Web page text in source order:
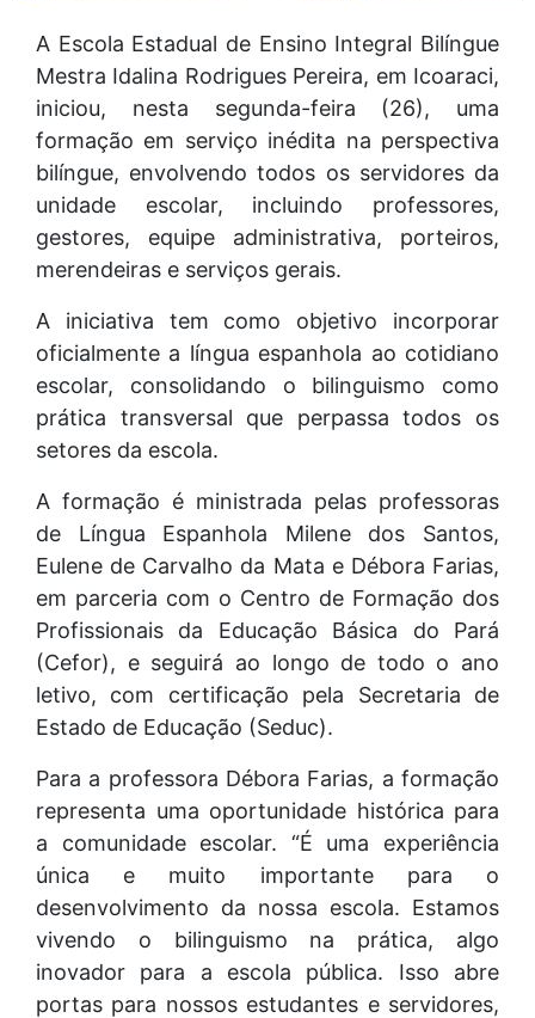
A Escola Estadual de Ensino Integral Bilíngue
Mestra Idalina Rodrigues Pereira, em Icoaraci,
iniciou, nesta segunda-feira (26), uma
formação em serviço inédita na perspectiva
bilíngue, envolvendo todos os servidores da
unidade escolar, incluindo professores,
gestores, equipe administrativa, porteiros,
merendeiras e serviços gerais.
A iniciativa tem como objetivo incorporar
oficialmente a língua espanhola ao cotidiano
escolar, consolidando o bilinguismo como
prática transversal que perpassa todos os
setores da escola.
A formação é ministrada pelas professoras
de Língua Espanhola Milene dos Santos,
Eulene de Carvalho da Mata e Débora Farias,
em parceria com o Centro de Formação dos
Profissionais da Educação Básica do Pará
(Cefor), e seguirá ao longo de todo o ano
letivo, com certificação pela Secretaria de
Estado de Educação (Seduc).
Para a professora Débora Farias, a formação
representa uma oportunidade histórica para
a comunidade escolar. “É uma experiência
única e muito importante para o
desenvolvimento da nossa escola. Estamos
vivendo o bilinguismo na prática, algo
inovador para a escola pública. Isso abre
portas para nossos estudantes e servidores,